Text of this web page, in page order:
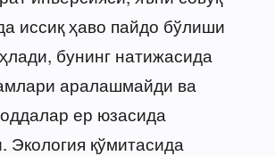
иссиқ ҳаво пайдо бўлиши
бунинг натижасида
аралашмайди ва
ер юзасида
Экология қўмитасида